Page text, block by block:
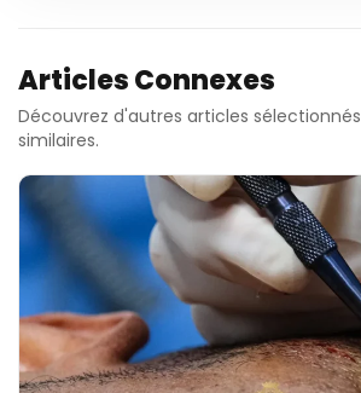
Articles Connexes
Découvrez d'autres articles
similaires.